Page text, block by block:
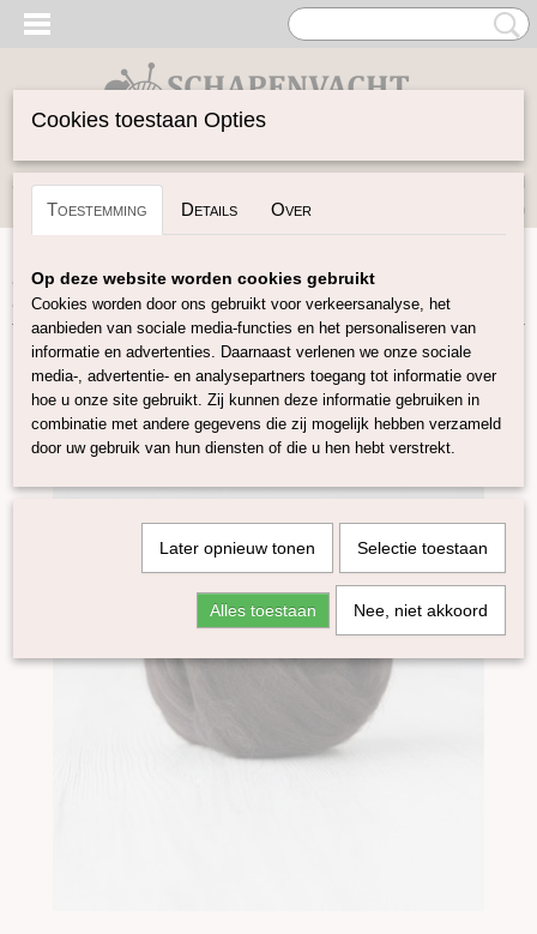
Inloggen Registreren
(0)
Home>Vilten>Lontwol gekleurd 19 mic>
K44
Cookies toestaan Opties
Toestemming Details Over
Op deze website worden cookies gebruikt
Cookies worden door ons gebruikt voor verkeersanalyse, het
aanbieden van sociale media-functies en het personaliseren van
informatie en advertenties. Daarnaast verlenen we onze sociale
media-, advertentie- en analysepartners toegang tot informatie over
hoe u onze site gebruikt. Zij kunnen deze informatie gebruiken in
combinatie met andere gegevens die zij mogelijk hebben verzameld
door uw gebruik van hun diensten of die u hen hebt verstrekt.
Later opnieuw tonen Selectie toestaan
Alles toestaan Nee, niet akkoord